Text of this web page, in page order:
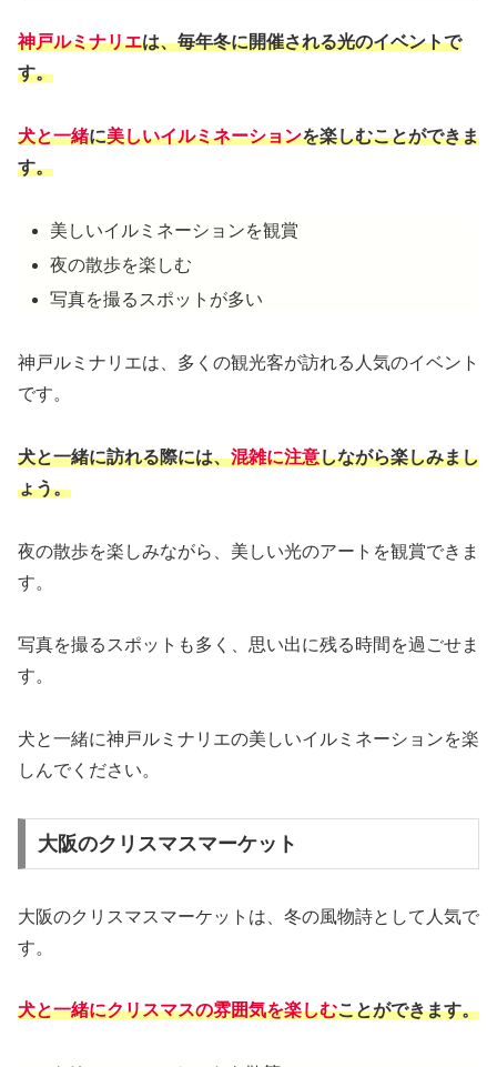
神戸ルミナリエは、毎年冬に開催される光のイベントで
す。
犬と一緒に美しいイルミネーションを楽しむことができま
す。
美しいイルミネーションを観賞
夜の散歩を楽しむ
写真を撮るスポットが多い
神戸ルミナリエは、多くの観光客が訪れる人気のイベント
です。
犬と一緒に訪れる際には、混雑に注意しながら楽しみまし
ょう。
夜の散歩を楽しみながら、美しい光のアートを観賞できま
す。
写真を撮るスポットも多く、思い出に残る時間を過ごせま
す。
犬と一緒に神戸ルミナリエの美しいイルミネーションを楽
しんでください。
大阪のクリスマスマーケット
大阪のクリスマスマーケットは、冬の風物詩として人気で
す。
犬と一緒にクリスマスの雰囲気を楽しむことができます。